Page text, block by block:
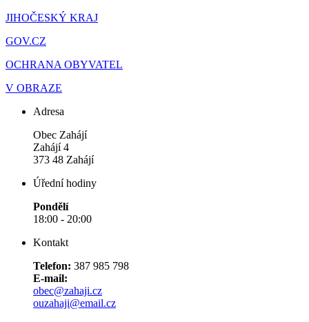
JIHOČESKÝ KRAJ
GOV.CZ
OCHRANA OBYVATEL
V OBRAZE
Adresa
Obec Zahájí
Zahájí 4
373 48 Zahájí
Úřední hodiny
Pondělí
18:00 - 20:00
Kontakt
Telefon: 387 985 798
E-mail:
obec@zahaji.cz
ouzahaji@email.cz